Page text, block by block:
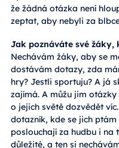
že žádná otázka není
zeptat, aby nebyli za
Jak poznáváte své
Nechávám žáky, aby se
dostávám dotazy, zda
hry? Jestli sportuju? A já
zajímá. A můžu jim
o jejich světě dozvědět
dotazník, kde se jich
poslouchají za hudbu i
důležité, a ten si